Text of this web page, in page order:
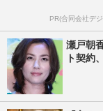
PR(合同会社デ
瀬戸朝
ト契約